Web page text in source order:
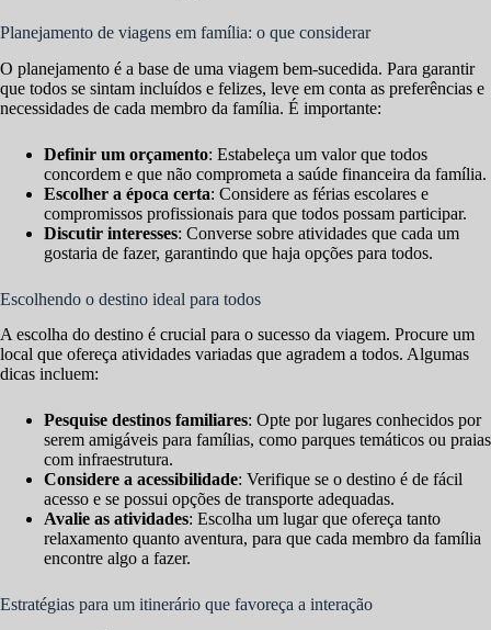
Planejamento de viagens em família: o que considerar
O planejamento é a base de uma viagem bem-sucedida. Para garantir
que todos se sintam incluídos e felizes, leve em conta as preferências e
necessidades de cada membro da família. É importante:
Definir um orçamento: Estabeleça um valor que todos
concordem e que não comprometa a saúde financeira da família.
Escolher a época certa: Considere as férias escolares e
compromissos profissionais para que todos possam participar.
Discutir interesses: Converse sobre atividades que cada um
gostaria de fazer, garantindo que haja opções para todos.
Escolhendo o destino ideal para todos
A escolha do destino é crucial para o sucesso da viagem. Procure um
local que ofereça atividades variadas que agradem a todos. Algumas
dicas incluem:
Pesquise destinos familiares: Opte por lugares conhecidos por
serem amigáveis para famílias, como parques temáticos ou praias
com infraestrutura.
Considere a acessibilidade: Verifique se o destino é de fácil
acesso e se possui opções de transporte adequadas.
Avalie as atividades: Escolha um lugar que ofereça tanto
relaxamento quanto aventura, para que cada membro da família
encontre algo a fazer.
Estratégias para um itinerário que favoreça a interação